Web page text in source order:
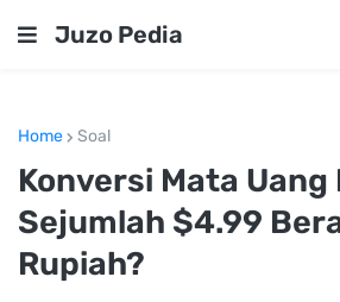
Juzo Pedia
Home Soal
Konversi Mata Uang
Sejumlah $4.99
Rupiah?